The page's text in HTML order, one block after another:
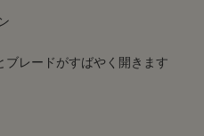
レードがすばやく開きます